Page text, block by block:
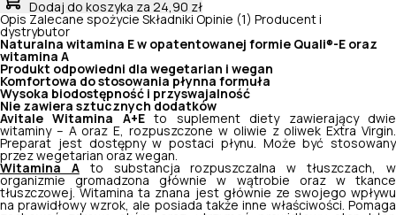
Dodaj do koszyka za 24,90 zł
Opis Zalecane spożycie Składniki Opinie (1) Producent i
dystrybutor
Naturalna witamina E w opatentowanej formie Quali®-E oraz
witamina A
Produkt odpowiedni dla wegetarian i wegan
Komfortowa do stosowania płynna formuła
Wysoka biodostępność i przyswajalność
Nie zawiera sztucznych dodatków
Avitale Witamina A+Eto suplement diety zawierający dwie
witaminy – A oraz E, rozpuszczone w oliwie z oliwek Extra Virgin.
Preparat jest dostępny w postaci płynu. Może być stosowany
przez wegetarian oraz wegan.
Witamina Ato substancja rozpuszczalna w tłuszczach, w
organizmie gromadzona głównie w wątrobie oraz w tkance
tłuszczowej. Witamina ta znana jest głównie ze swojego wpływu
na prawidłowy wzrok, ale posiada także inne właściwości. Pomaga